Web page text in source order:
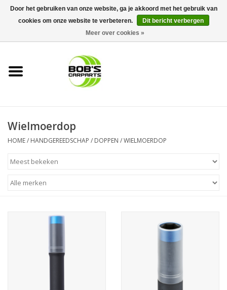
0 Artikelen - €0,00
KS TOOLS
Next Gereedschapswagens
Opbergsystemen
Automaterialen
Starten & laden
Wielmoerdop
HOME/ HANDGEREEDSCHAP / DOPPEN /WIELMOERDOP
Door het gebruiken van onze website, ga je akkoord met het gebruik van
cookies om onze website te verbeteren.
Dit bericht verbergen
Meer over cookies »